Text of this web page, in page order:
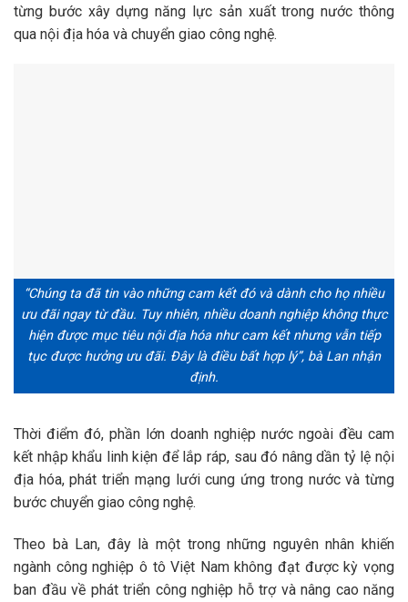
từng bước xây dựng năng lực sản xuất trong nước thông
qua nội địa hóa và chuyển giao công nghệ.
“Chúng ta đã tin vào những cam kết đó và dành cho họ nhiều
ưu đãi ngay từ đầu. Tuy nhiên, nhiều doanh nghiệp không thực
hiện được mục tiêu nội địa hóa như cam kết nhưng vẫn tiếp
tục được hưởng ưu đãi. Đây là điều bất hợp lý”, bà Lan nhận
định.
Thời điểm đó, phần lớn doanh nghiệp nước ngoài đều cam
kết nhập khẩu linh kiện để lắp ráp, sau đó nâng dần tỷ lệ nội
địa hóa, phát triển mạng lưới cung ứng trong nước và từng
bước chuyển giao công nghệ.
Theo bà Lan, đây là một trong những nguyên nhân khiến
ngành công nghiệp ô tô Việt Nam không đạt được kỳ vọng
ban đầu về phát triển công nghiệp hỗ trợ và nâng cao năng